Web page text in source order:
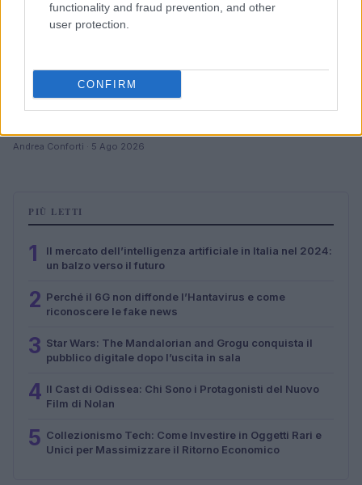
functionality and fraud prevention, and other
user protection.
CONFIRM
Malescomics 2026: eventi, ospiti e attività in Valle
Andrea Conforti · 5 Ago 2026
PIÙ LETTI
1
Il mercato dell’intelligenza artificiale in Italia nel 2024:
un balzo verso il futuro
2 Perché il 6G non diffonde l’Hantavirus e come
riconoscere le fake news
3 Star Wars: The Mandalorian and Grogu conquista il
pubblico digitale dopo l’uscita in sala
4 Il Cast di Odissea: Chi Sono i Protagonisti del Nuovo
Film di Nolan
5 Collezionismo Tech: Come Investire in Oggetti Rari e
Unici per Massimizzare il Ritorno Economico